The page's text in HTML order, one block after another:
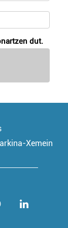
dut.
Xemein